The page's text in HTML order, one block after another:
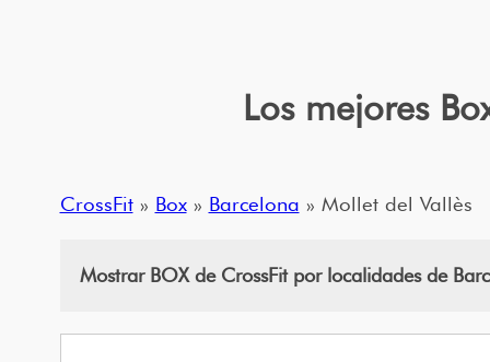
Los mejores
CrossFit» Box» Barcelona » Mollet del Vallès
Mostrar BOX de CrossFit por localidades de